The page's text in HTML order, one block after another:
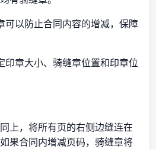
可以防止合同内容的增减，保障
印章大小、骑缝章位置和印章位
上，将所有页的右侧边缝连在
果合同内增减页码，骑缝章将